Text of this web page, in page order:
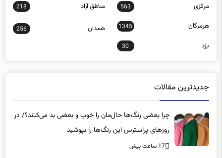
مرکزی 563 مناطق آزاد 218
هرمزگان 1345 همدان 256
یزد 30
جدیدترین مقالات
چرا بعضی رنگ‌ها حال‌مان را خوب و بعضی بد می‌کنند؟/ در
روزهای پراسترس این رنگ‌ها را بپوشید
17 ساعت پیش